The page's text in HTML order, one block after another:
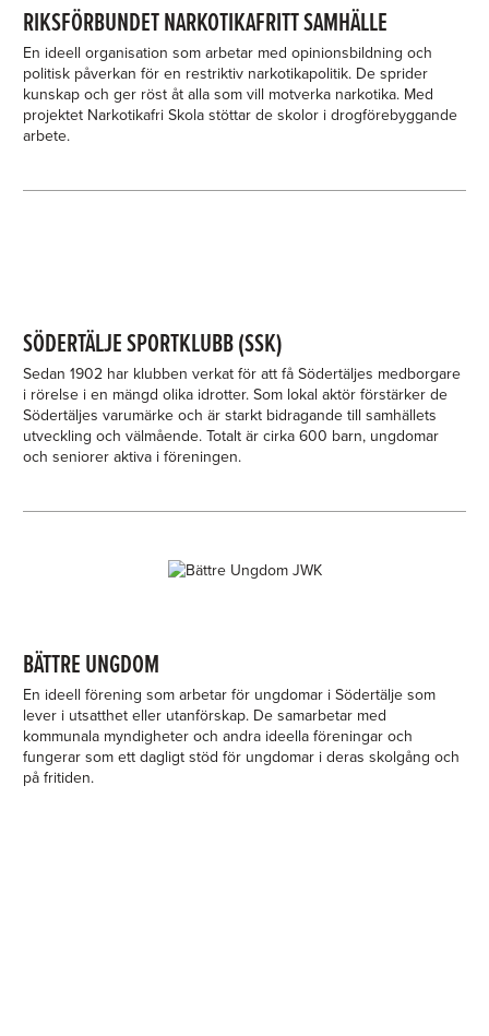
RIKSFÖRBUNDET NARKOTIKAFRITT SAMHÄLLE
En ideell organisation som arbetar med opinionsbildning och
politisk påverkan för en restriktiv narkotikapolitik. De sprider
kunskap och ger röst åt alla som vill motverka narkotika. Med
projektet Narkotikafri Skola stöttar de skolor i drogförebyggande
arbete.
SÖDERTÄLJE SPORTKLUBB (SSK)
Sedan 1902 har klubben verkat för att få Södertäljes medborgare
i rörelse i en mängd olika idrotter. Som lokal aktör förstärker de
Södertäljes varumärke och är starkt bidragande till samhällets
utveckling och välmående. Totalt är cirka 600 barn, ungdomar
och seniorer aktiva i föreningen.
BÄTTRE UNGDOM
En ideell förening som arbetar för ungdomar i Södertälje som
lever i utsatthet eller utanförskap. De samarbetar med
kommunala myndigheter och andra ideella föreningar och
fungerar som ett dagligt stöd för ungdomar i deras skolgång och
på fritiden.